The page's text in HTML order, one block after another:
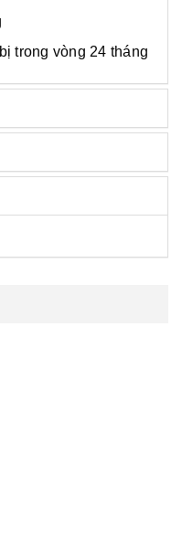
trong vòng 24 tháng